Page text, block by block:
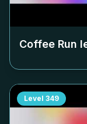
Coffee Run
Level 349